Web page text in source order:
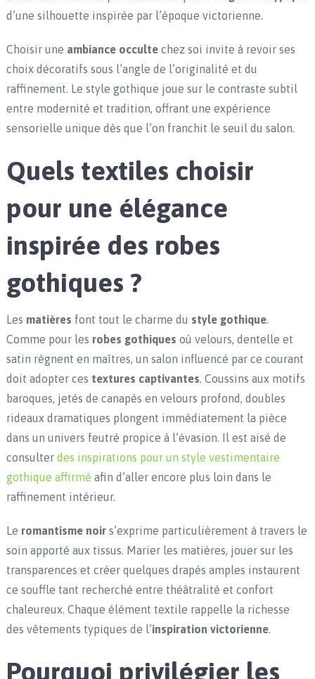
d’une silhouette inspirée par l’époque victorienne.
Choisir une ambiance occultechez soi invite à revoir ses
choix décoratifs sous l’angle de l’originalité et du
raffinement. Le style gothique joue sur le contraste subtil
entre modernité et tradition, offrant une expérience
sensorielle unique dès que l’on franchit le seuil du salon.
Quels textiles choisir
pour une élégance
inspirée des robes
gothiques ?
Les matières font tout le charme du style gothique.
Comme pour les robes gothiques où velours, dentelle et
satin règnent en maîtres, un salon influencé par ce courant
doit adopter ces textures captivantes. Coussins aux motifs
baroques, jetés de canapés en velours profond, doubles
rideaux dramatiques plongent immédiatement la pièce
dans un univers feutré propice à l’évasion. Il est aisé de
consulter des inspirations pour un style vestimentaire
gothique affirmé afin d’aller encore plus loin dans le
raffinement intérieur.
Le romantisme noirs’exprime particulièrement à travers le
soin apporté aux tissus. Marier les matières, jouer sur les
transparences et créer quelques drapés amples instaurent
ce souffle tant recherché entre théâtralité et confort
chaleureux. Chaque élément textile rappelle la richesse
des vêtements typiques de l’inspiration victorienne.
Pourquoi privilégier les